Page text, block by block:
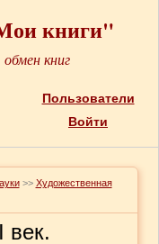
книги"
книг
Пользователи
Войти
>> Художественная
век.